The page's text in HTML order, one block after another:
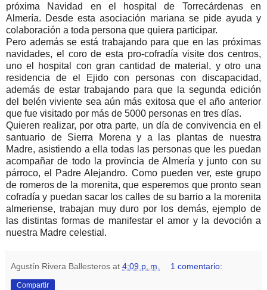
próxima Navidad en el hospital de Torrecárdenas en
Almería. Desde esta asociación mariana se pide ayuda y
colaboración a toda persona que quiera participar.
Pero además se está trabajando para que en las próximas
navidades, el coro de esta pro-cofradía visite dos centros,
uno el hospital con gran cantidad de material, y otro una
residencia de el Ejido con personas con discapacidad,
además de estar trabajando para que la segunda edición
del belén viviente sea aún más exitosa que el año anterior
que fue visitado por más de 5000 personas en tres días.
Quieren realizar, por otra parte, un día de convivencia en el
santuario de Sierra Morena y a las plantas de nuestra
Madre, asistiendo a ella todas las personas que les puedan
acompañar de todo la provincia de Almería y junto con su
párroco, el Padre Alejandro. Como pueden ver, este grupo
de romeros de la morenita, que esperemos que pronto sean
cofradía y puedan sacar los calles de su barrio a la morenita
almeriense, trabajan muy duro por los demás, ejemplo de
las distintas formas de manifestar el amor y la devoción a
nuestra Madre celestial.
Agustín Rivera Ballesteros at 4:09 p. m. 1 comentario:
Compartir